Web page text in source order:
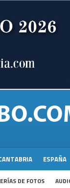
ESPAÑA
DE FOTOS